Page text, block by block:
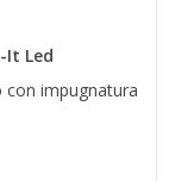
It Led
con impugnatura